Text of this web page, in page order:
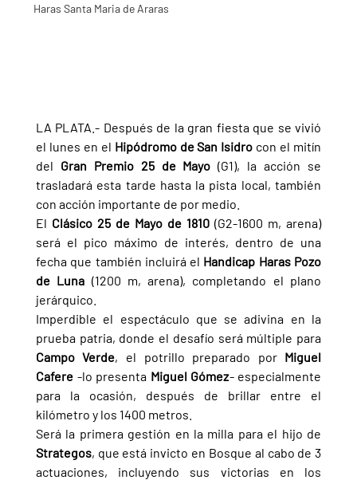
Haras Santa Maria de Araras
LA PLATA.- Después de la gran fiesta que se vivió
el lunes en el Hipódromo de San Isidro con el mitín
del Gran Premio 25 de Mayo (G1), la acción se
trasladará esta tarde hasta la pista local, también
con acción importante de por medio.
El Clásico 25 de Mayo de 1810 (G2-1600 m, arena)
será el pico máximo de interés, dentro de una
fecha que también incluirá el Handicap Haras Pozo
de Luna (1200 m, arena), completando el plano
jerárquico.
Imperdible el espectáculo que se adivina en la
Campo Verde, el potrillo preparado por Miguel
Cafere -lo presenta Miguel Gómez- especialmente
para la ocasión, después de brillar entre el
kilómetro y los 1400 metros.
Strategos, que está invicto en Bosque al cabo de 3
actuaciones, incluyendo sus victorias en los